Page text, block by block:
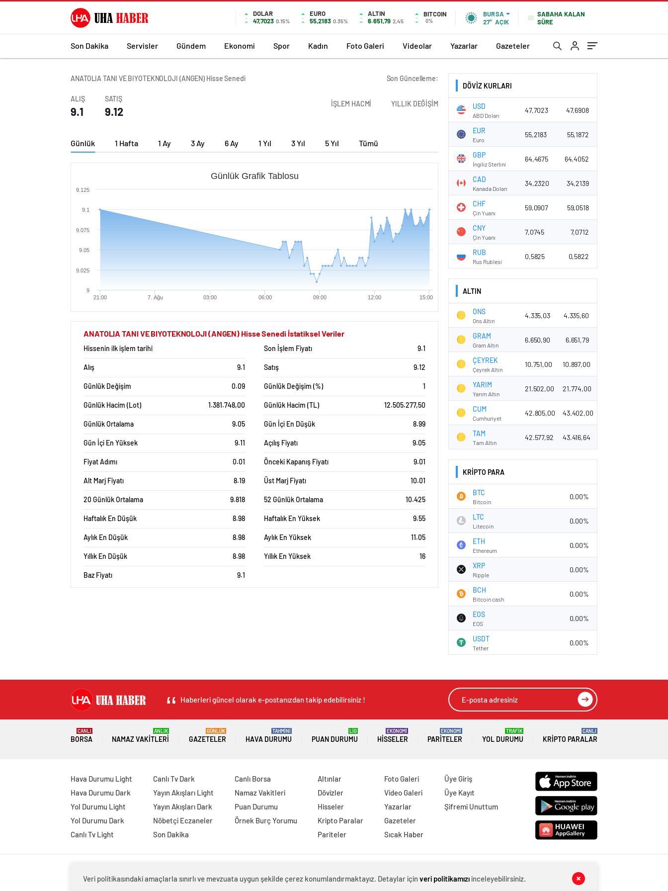
DOLAR
47,7023 0.15%
EURO
55,2183 0.35%
ALTIN
6.651,79 2,45
BITCOIN
0%
BURSA
27° AÇIK
SABAHA KALAN
SÜRE
Son Dakika Servisler Gündem Ekonomi Spor Kadın Foto Galeri Videolar Yazarlar Gazeteler
ANATOLIA TANI VE BIYOTEKNOLOJI (ANGEN) Hisse Senedi Son Güncelleme:
ALIŞ
9.1
SATIŞ
9.12
İŞLEM HACMİ YILLIK DEĞİŞİM
Günlük 1 Hafta 1 Ay 3 Ay 6 Ay 1 Yıl 3 Yıl 5 Yıl Tümü
Günlük Grafik Tablosu
21:00 7. Ağu 03:00 06:00 09:00 12:00 15:00
9
9.025
9.05
9.075
9.1
9.125
ANATOLIA TANI VE BIYOTEKNOLOJI (ANGEN) Hisse Senedi İstatiksel Veriler
Hissenin ilk işlem tarihi Son İşlem Fiyatı 9.1
Alış 9.1 Satış 9.12
Günlük Değişim 0.09 Günlük Değişim (%) 1
Günlük Hacim (Lot) 1.381.748,00 Günlük Hacim (TL) 12.505.277,50
Günlük Ortalama 9.05 Gün İçi En Düşük 8.99
Gün İçi En Yüksek 9.11 Açılış Fiyatı 9.05
Fiyat Adımı 0.01 Önceki Kapanış Fiyatı 9.01
Alt Marj Fiyatı 8.19 Üst Marj Fiyatı 10.01
20 Günlük Ortalama 9.818 52 Günlük Ortalama 10.425
Haftalık En Düşük 8.98 Haftalık En Yüksek 9.55
Aylık En Düşük 8.98 Aylık En Yüksek 11.05
Yıllık En Düşük 8.98 Yıllık En Yüksek 16
Baz Fiyatı 9.1
DÖVİZ KURLARI
USD
ABD Doları
47,7023 47,6908
EUR
Euro
55,2183 55,1872
GBP
İngiliz Sterlini
64,4675 64,4052
CAD
Kanada Doları
34,2320 34,2139
CHF
Çin Yuanı
59,0907 59,0518
CNY
Çin Yuanı
7,0745 7,0712
RUB
Rus Rublesi
0,5825 0,5822
ALTIN
ONS
Ons Altın
4.335,03 4.335,60
GRAM
Gram Altın
6.650,90 6.651,79
ÇEYREK
Çeyrek Altın
10.751,00 10.897,00
YARIM
Yarım Altın
21.502,00 21.774,00
CUM
Cumhuriyet
42.805,00 43.402,00
TAM
Tam Altın
42.577,92 43.416,64
KRİPTO PARA
BTC
Bitcoin
0.00%
LTC
Litecoin
0.00%
ETH
Ethereum
0.00%
XRP
Ripple
0.00%
BCH
Bitcoin cash
0.00%
EOS
EOS
0.00%
USDT
Tether
0.00%
Haberleri güncel olarak e-postanızdan takip edebilirsiniz !
BORSA
CANLI
NAMAZ VAKITLERI
ANLIK
GAZETELER
GÜNLÜK
HAVA DURUMU
TAHMİNİ
PUAN DURUMU
LİG
HISSELER
EKONOMİ
PARITELER
EKONOMİ
YOL DURUMU
TRAFİK
KRIPTO PARALAR
CANLI
Hava Durumu Light
Hava Durumu Dark
Yol Durumu Light
Yol Durumu Dark
Canlı Tv Light
Canlı Tv Dark
Yayın Akışları Light
Yayın Akışları Dark
Nöbetçi Eczaneler
Son Dakika
Canlı Borsa
Namaz Vakitleri
Puan Durumu
Örnek Burç Yorumu
Altınlar
Dövizler
Hisseler
Kripto Paralar
Pariteler
Foto Galeri
Video Galeri
Yazarlar
Gazeteler
Sıcak Haber
Üye Giriş
Üye Kayıt
Şifremi Unuttum
Veri politikasındaki amaçlarla sınırlı ve mevzuata uygun şekilde çerez konumlandırmaktayız. Detaylar için veri politikamızıinceleyebilirsiniz.